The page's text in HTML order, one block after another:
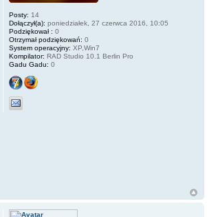
Posty: 14
Dołączył(a): poniedziałek, 27 czerwca 2016, 10:05
Podziękował : 0
Otrzymał podziękowań: 0
System operacyjny: XP,Win7
Kompilator: RAD Studio 10.1 Berlin Pro
Gadu Gadu: 0